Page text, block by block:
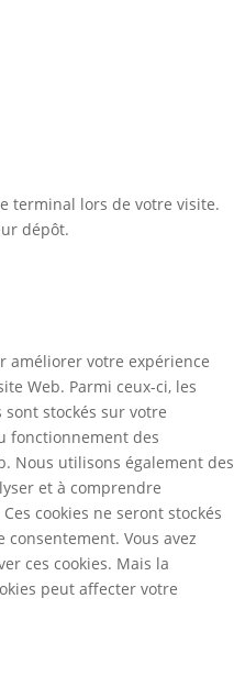
terminal lors de votre visite.
dépôt.
améliorer votre expérience
Web. Parmi ceux-ci, les
sont stockés sur votre
fonctionnement des
Nous utilisons également des
et à comprendre
cookies ne seront stockés
Vous avez
ces cookies. Mais la
peut affecter votre